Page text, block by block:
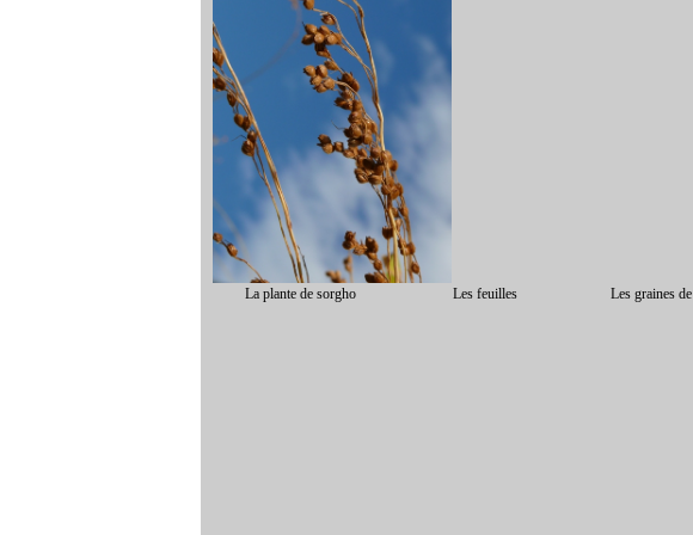
La plante de sorgho Les feuilles Les graines de